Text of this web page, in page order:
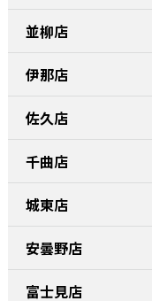
並柳店
伊那店
佐久店
千曲店
城東店
安曇野店
富士見店